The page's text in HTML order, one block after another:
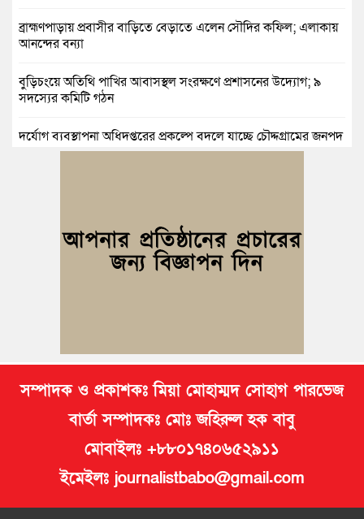
ব্রাহ্মণপাড়ায় প্রবাসীর বাড়িতে বেড়াতে এলেন সৌদির কফিল; এলাকায়
আনন্দের বন্যা
বুড়িচংয়ে অতিথি পাখির আবাসস্থল সংরক্ষণে প্রশাসনের উদ্যোগ; ৯
সদস্যের কমিটি গঠন
দুর্যোগ ব্যবস্থাপনা অধিদপ্তরের প্রকল্পে বদলে যাচ্ছে চৌদ্দগ্রামের জনপদ
জুলাই অভ্যুত্থানের দ্বিতীয় বর্ষপূর্তি উপলক্ষে কুমিল্লায় বর্ণাঢ্য র‍্যালি
আবারও নারী ইউএনও পেল ব্রাহ্মণপাড়াবাসী
সম্পাদক ও প্রকাশকঃ মিয়া মোহাম্মদ সোহাগ পারভেজ
বার্তা সম্পাদকঃ মোঃ জহিরুল হক বাবু
মোবাইলঃ +৮৮০১৭৪০৬৫২৯১১
ইমেইলঃ journalistbabo@gmail.com